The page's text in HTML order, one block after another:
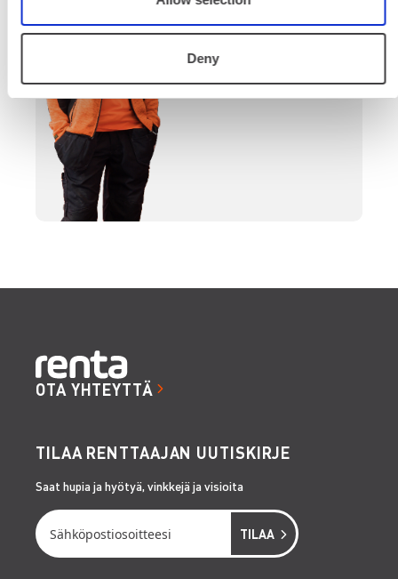
Deny
OTA YHTEYTTÄ
TILAA RENTTAAJAN UUTISKIRJE
Saat hupia ja hyötyä, vinkkejä ja visioita